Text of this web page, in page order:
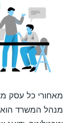
מאחורי כל עסק
מנהל המשרד הוא